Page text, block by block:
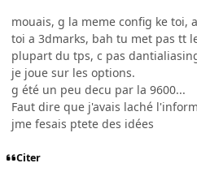
mouais, g la meme config ke toi,
toi a 3dmarks, bah tu met pas tt
plupart du tps, c pas
je joue sur les options.
g été un peu decu par la 9600...
Faut dire que j'avais laché
jme fesais ptete des idées
Citer